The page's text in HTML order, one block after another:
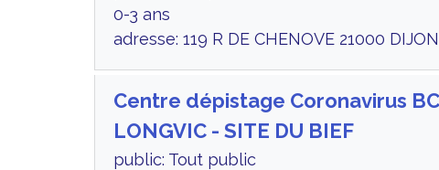
0-3 ans
adresse: 119 R DE CHENOVE 21000
Centre dépistage Coronavirus
LONGVIC - SITE DU BIEF
public: Tout public